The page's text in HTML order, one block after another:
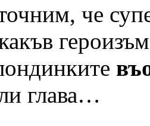
че
глава…